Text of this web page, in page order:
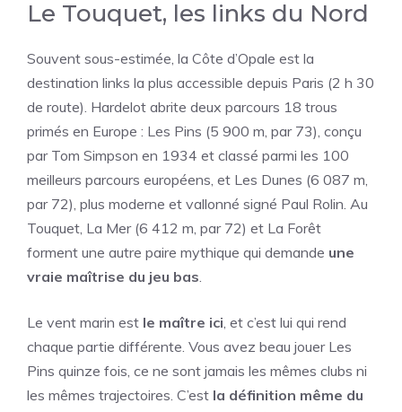
Le Touquet, les links du Nord
Souvent sous-estimée, la Côte d’Opale est la
destination links la plus accessible depuis Paris (2 h 30
de route). Hardelot abrite deux parcours 18 trous
primés en Europe : Les Pins (5 900 m, par 73), conçu
par Tom Simpson en 1934 et classé parmi les 100
meilleurs parcours européens, et Les Dunes (6 087 m,
par 72), plus moderne et vallonné signé Paul Rolin. Au
Touquet, La Mer (6 412 m, par 72) et La Forêt
forment une autre paire mythique qui demande une
vraie maîtrise du jeu bas
Le vent marin est le maître ici , et c’est lui qui rend
chaque partie différente. Vous avez beau jouer Les
Pins quinze fois, ce ne sont jamais les mêmes clubs ni
les mêmes trajectoires. C’est la définition même du